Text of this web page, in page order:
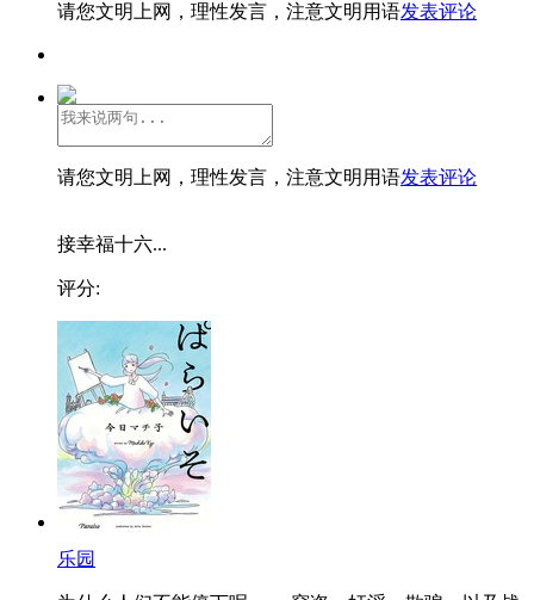
请您文明上网，理性发言，注意文明用语发表评论
请您文明上网，理性发言，注意文明用语发表评论
接幸福十六...
评分:
乐园